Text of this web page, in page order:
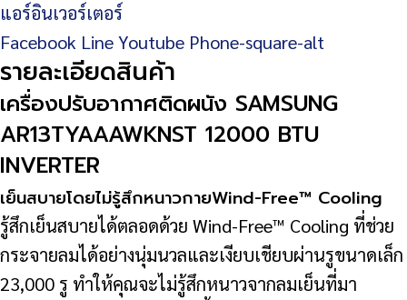
แอร์อินเวอร์เตอร์
Facebook LineYoutube Phone-square-alt
รายละเอียดสินค้า
เครื่องปรับอากาศติดผนัง SAMSUNG
AR13TYAAAWKNST 12000 BTU
INVERTER
เย็นสบายโดยไม่รู้สึกหนาวกายWind-Free™ Cooling
รู้สึกเย็นสบายได้ตลอดด้วย Wind-Free™ Cooling ที่ช่วย
กระจายลมได้อย่างนุ่มนวลและเงียบเชียบผ่านรูขนาดเล็ก
23,000 รู ทำให้คุณจะไม่รู้สึกหนาวจากลมเย็นที่มา